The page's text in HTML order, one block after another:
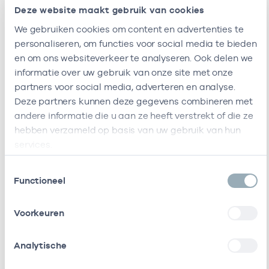
Deze website maakt gebruik van cookies
We gebruiken cookies om content en advertenties te
personaliseren, om functies voor social media te bieden
en om ons websiteverkeer te analyseren. Ook delen we
informatie over uw gebruik van onze site met onze
partners voor social media, adverteren en analyse.
Deze partners kunnen deze gegevens combineren met
andere informatie die u aan ze heeft verstrekt of die ze
hebben verzameld op basis van uw gebruik van hun
Functioneel
Voorkeuren
Analytische
Deze onderneming heeft de volgende vestigingen
Pasdeloup - De
Vries
1b
1132DA
Volendam
Zorgverleners
Bij deze onderneming werken de volgende
zorgverleners
Naam Start
E.W.